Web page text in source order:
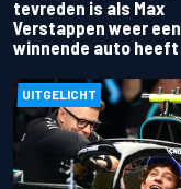
tevreden is als Max
Verstappen weer een
winnende auto heeft
UITGELICHT